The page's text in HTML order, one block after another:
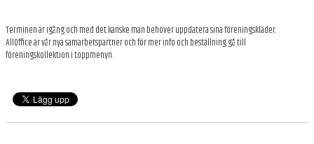
Terminen är igång och med det kanske man behöver uppdatera sina föreningskläder.
AllOffice är vår nya samarbetspartner och för mer info och beställning gå till
föreningskollektion i toppmenyn.